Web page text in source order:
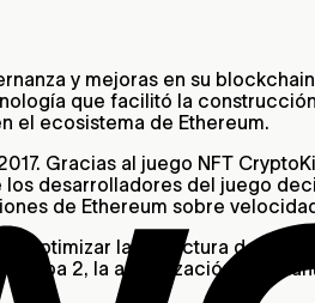
y mejoras en su
que facilitó la
el ecosistema de Ethereum.
Gracias al juego NFT
desarrolladores del juego
de Ethereum sobre
optimizar la estructura de
2, la actualización